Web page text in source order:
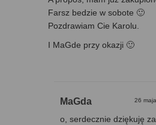
Farsz bedzie w sobote 🙂
Pozdrawiam Cie Karolu.
I MaGde przy okazji 🙂
MaGda 26
o, serdecznie dziękuję za